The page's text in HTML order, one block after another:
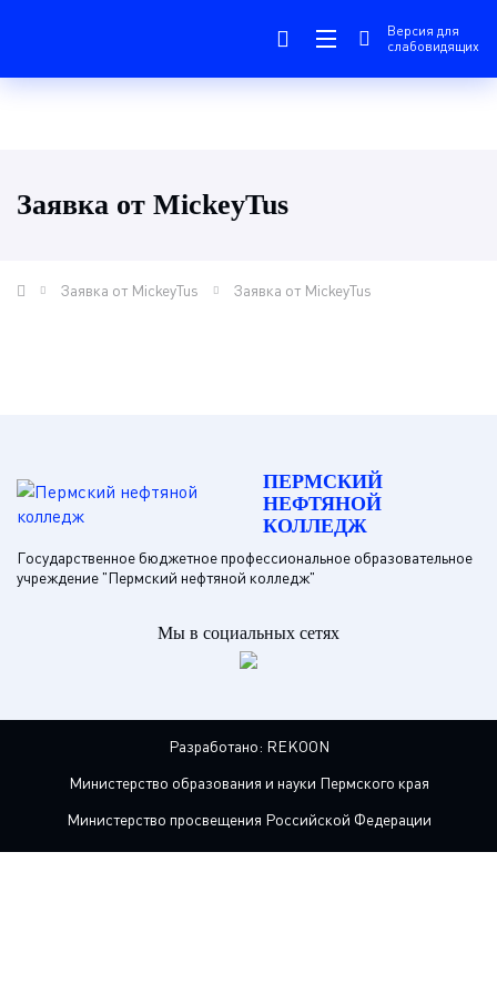
Версия для
слабовидящих
Заявка от MickeyTus
Заявка от MickeyTus Заявка от MickeyTus
ПЕРМСКИЙ
НЕФТЯНОЙ
КОЛЛЕДЖ
Государственное бюджетное профессиональное образовательное
учреждение "Пермский нефтяной колледж"
Мы в социальных сетях
Разработано: REKOON
Министерство образования и науки Пермского края
Министерство просвещения Российской Федерации